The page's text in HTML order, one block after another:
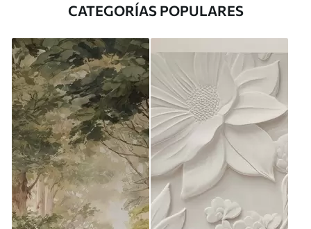
CATEGORÍAS POPULARES